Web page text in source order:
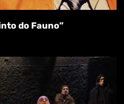
do Fauno”